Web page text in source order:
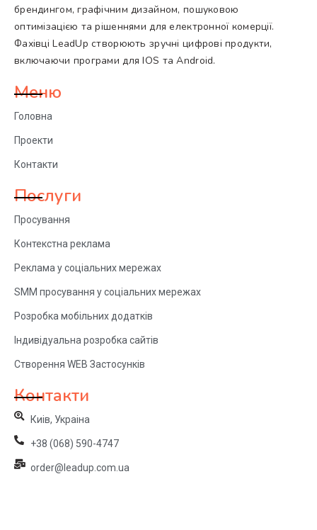
брендингом, графічним дизайном, пошуковою
оптимізацією та рішеннями для електронної комерції.
Фахівці LeadUp створюють зручні цифрові продукти,
включаючи програми для IOS та Android.
Меню
Головна
Проекти
Контакти
Послуги
Просування
Контекстна реклама
Реклама у соціальних мережах
SMM просування у соціальних мережах
Розробка мобільних додатків
Індивідуальна розробка сайтів
Створення WEB Застосунків
Контакти
Киів, Украіна
+38 (068) 590-4747
order@leadup.com.ua